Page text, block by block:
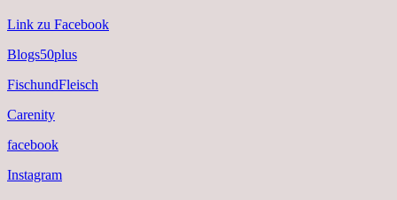
Link zu Facebook
Blogs50plus
FischundFleisch
Carenity
facebook
Instagram